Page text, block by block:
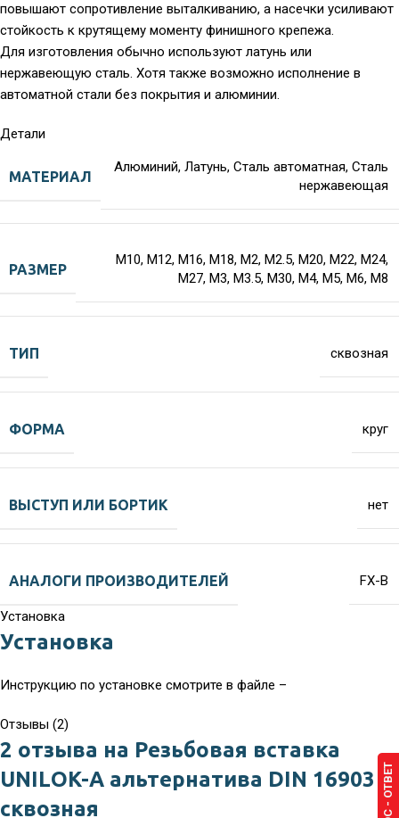
повышают сопротивление выталкиванию, а насечки усиливают
стойкость к крутящему моменту финишного крепежа.
Для изготовления обычно используют латунь или
нержавеющую сталь. Хотя также возможно исполнение в
автоматной стали без покрытия и алюминии.
Детали
МАТЕРИАЛ
Алюминий, Латунь, Сталь автоматная, Сталь
нержавеющая
РАЗМЕР
M10, M12, M16, M18, M2, M2.5, M20, M22, M24,
M27, M3, M3.5, M30, M4, M5, M6, M8
ТИП сквозная
ФОРМА круг
ВЫСТУП ИЛИ БОРТИК нет
АНАЛОГИ ПРОИЗВОДИТЕЛЕЙ FX-B
Установка
Установка
Инструкцию по установке смотрите в файле –
Отзывы (2)
2 отзыва на Резьбовая вставка
UNILOK-A альтернатива DIN 16903
сквозная